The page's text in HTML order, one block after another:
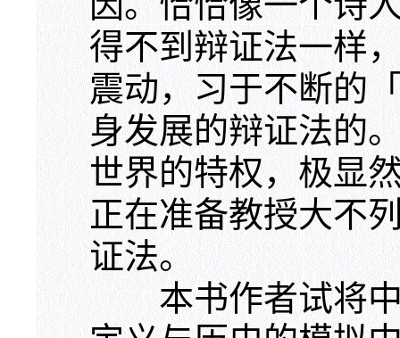
得不到辩证法一样
震动，习于不断的
身发展的辩证法的
世界的特权，极显
正在准备教授大不
证法。
本书作者试将中